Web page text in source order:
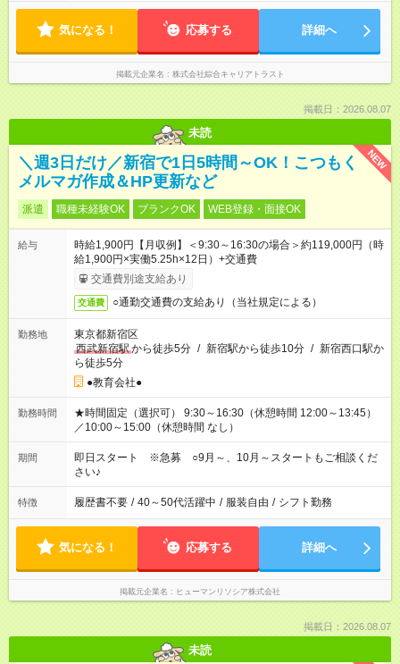
・9：30～15：30 ・10：00～16：00 など
気になる！ 応募する 詳細へ
掲載元企業名 株式会社綜合キャリアトラスト
掲載日：2026.08.07
未読
NEW
＼週3日だけ／新宿で1日5時間～OK！こつもく
メルマガ作成＆HP更新など
派遣 職種未経験OK ブランクOK WEB登録・面接OK
給与
時給1,900円【月収例】＜9:30～16:30の場合＞約119,000円（時
給1,900円×実働5.25h×12日）+交通費
交通費別途支給あり
交通費 ○通勤交通費の支給あり（当社規定による）
勤務地
東京都新宿区
西武新宿駅から徒歩5分 / 新宿駅から徒歩10分 / 新宿西口駅か
ら徒歩5分
●教育会社●
勤務時間
★時間固定（選択可） 9:30～16:30（休憩時間 12:00～13:45）
／10:00～15:00（休憩時間 なし）
期間
即日スタート ※急募 ○9月～、10月～スタートもご相談くだ
さい♪
特徴 履歴書不要 / 40～50代活躍中 / 服装自由 / シフト勤務
気になる！ 応募する 詳細へ
掲載元企業名 ヒューマンリソシア株式会社
掲載日：2026.08.07
未読